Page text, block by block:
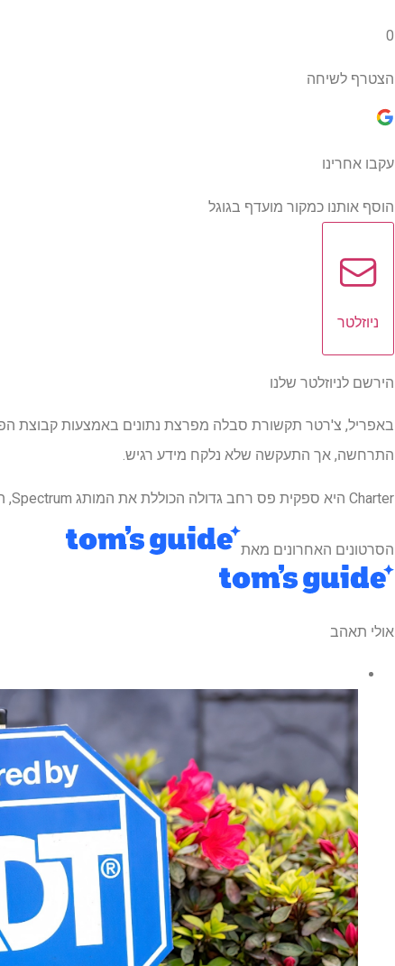
0
הצטרף לשיחה
עקבו אחרינו
הוסף אותנו כמקור מועדף בגוגל
ניוזלטר
הירשם לניוזלטר שלנו
התרחשה, אך התעקשה שלא נלקח מידע רגיש.
Charter היא ספקית פס רחב גדולה הכוללת את המותג Spectrum, המשרת מיליוני לקוחות ברחבי ארצות הברית כולה.
הסרטונים האחרונים מאת
אולי תאהב